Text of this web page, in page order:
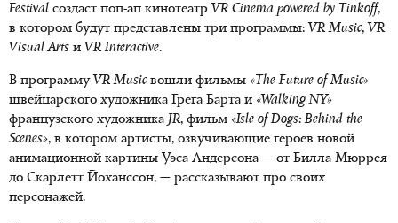
Festival создаст поп-ап кинотеатр VR Cinema powered by Tinkoff,
в котором будут представлены три программы: VR Music, VR
Visual Arts и VR Interactive.
В программу VR Musicвошли фильмы «The Future of Music»
швейцарского художника Грега Барта и «Walking NY»
французского художника JR, фильм «Isle of Dogs: Behind the
Scenes», в котором артисты, озвучивающие героев новой
анимационной картины Уэса Андерсона — от Билла Мюррея
до Скарлетт Йоханссон, — рассказывают про своих
персонажей.